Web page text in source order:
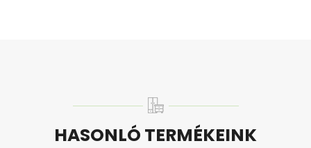
HASONLÓ TERMÉKEINK